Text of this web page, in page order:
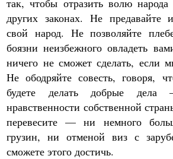
других законах. Не предавайте
свой народ. Не позволяйте
боязни неизбежного овладеть
ничего не сможет сделать, если
Не ободряйте совесть, говоря,
будете делать добрые дела
нравственности собственной
перевесите — ни немного
грузин, ни отменой виз с
сможете этого достичь.